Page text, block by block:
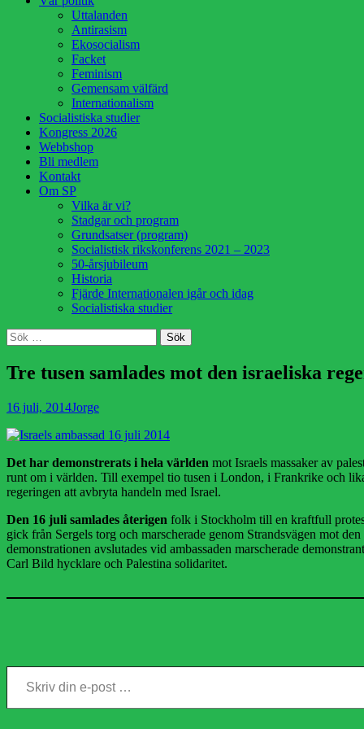
Uttalanden
Antirasism
Ekosocialism
Facket
Feminism
Gemensam välfärd
Internationalism
Socialistiska studier
Kongress 2026
Webbshop
Bli medlem
Kontakt
Om SP
Vilka är vi?
Stadgar och program
Grundsatser (program)
Socialistisk rikskonferens 2021 – 2023
50-årsjubileum
Historia
Fjärde Internationalen igår och idag
Socialistiska studier
Sök
Sök
efter:
Tre tusen samlades mot den israeliska
Publicerad
16 juli, 2014Författare
Jorge
Det har demonstrerats i hela världen mot Israels massaker av
runt om i världen. Till exempel tio tusen i London, i Frankrike och
regeringen att avbryta handeln med Israel.
Den 16 juli samlades återigen folk i Stockholm till en kraftfull
gick från Sergels torg och marscherade genom Strandsvägen mot
demonstrationen avslutades vid ambassaden marscherade
Carl Bild hycklare och Palestina solidaritet.
Skriv din e-post …